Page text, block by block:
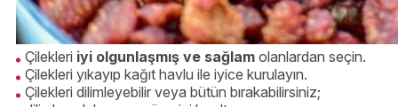
Çilekleri iyi olgunlaşmış ve sağlam olanlardan seçin.
Çilekleri yıkayıp kağıt havlu ile iyice kurulayın.
Çilekleri dilimleyebilir veya bütün bırakabilirsiniz;